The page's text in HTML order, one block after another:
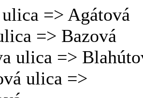
=> Agátová
=> Bazová
ulica =>
ulica =>